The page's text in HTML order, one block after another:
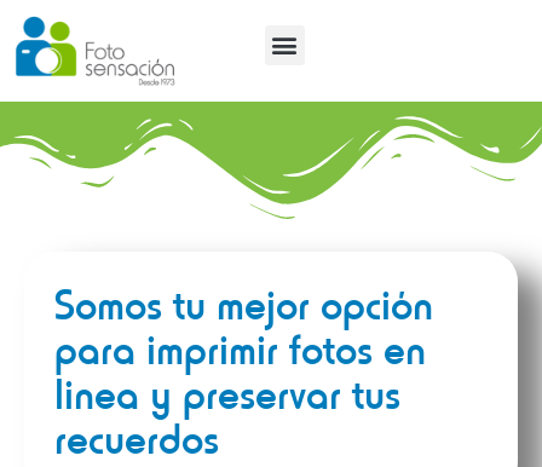
Somos tu mejor opción
para imprimir fotos en
linea y preservar tus
recuerdos